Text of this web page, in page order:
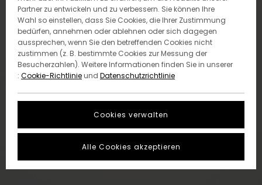
Partner zu entwickeln und zu verbessern. Sie können Ihre
Wahl so einstellen, dass Sie Cookies, die Ihrer Zustimmung
bedürfen, annehmen oder ablehnen oder sich dagegen
aussprechen, wenn Sie den betreffenden Cookies nicht
zustimmen (z. B. bestimmte Cookies zur Messung der
Besucherzahlen). Weitere Informationen finden Sie in unserer
: Cookie-Richtlinieund Datenschutzrichtlinie
Cookies verwalten
Alle Cookies akzeptieren